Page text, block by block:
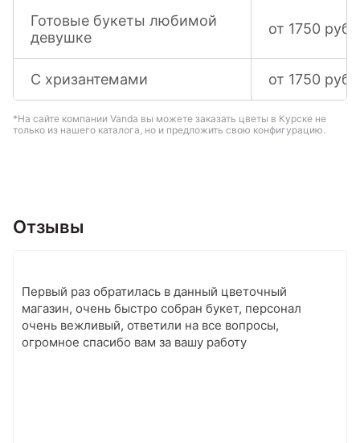
Готовые букеты любимой
девушке
от 1750 руб.
С хризантемами от 1750 руб.
*На сайте компании Vanda вы можете заказать цветы в Курске не
только из нашего каталога, но и предложить свою конфигурацию.
Отзывы
Первый раз обратилась в данный цветочный
магазин, очень быстро собран букет, персонал
очень вежливый, ответили на все вопросы,
огромное спасибо вам за вашу работу